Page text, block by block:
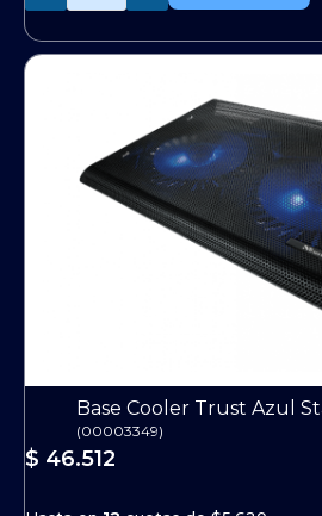
Base Cooler Trust Azul
(00003349)
$ 46.512